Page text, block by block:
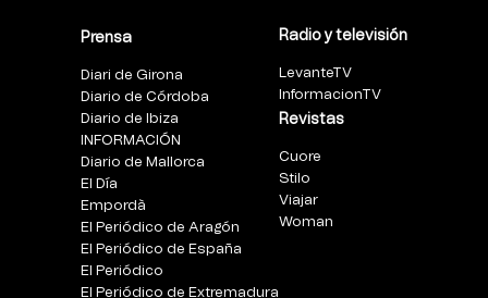
Prensa
Diari de Girona
Diario de Córdoba
Diario de Ibiza
INFORMACIÓN
Diario de Mallorca
El Día
Empordà
El Periódico de Aragón
El Periódico de España
El Periódico
El Periódico de Extremadura
Radio y televisión
LevanteTV
InformacionTV
Revistas
Cuore
Stilo
Viajar
Woman